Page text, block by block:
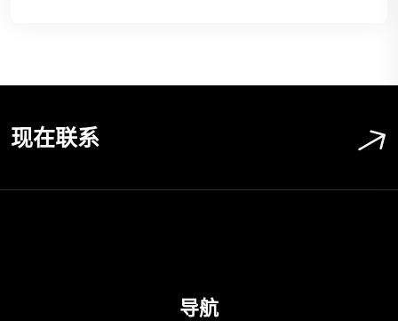
现在联系
导航